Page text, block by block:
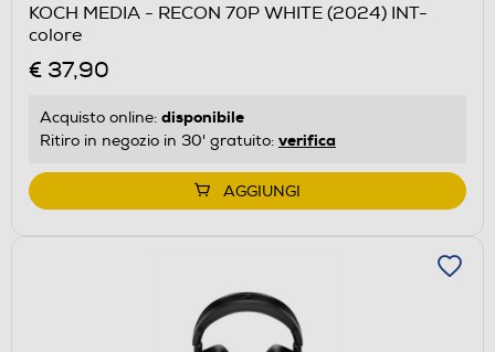
KOCH MEDIA - RECON 70P WHITE (2024) INT-
colore
€ 37,90
Acquisto online: disponibile
Ritiro in negozio in 30' gratuito: verifica
AGGIUNGI